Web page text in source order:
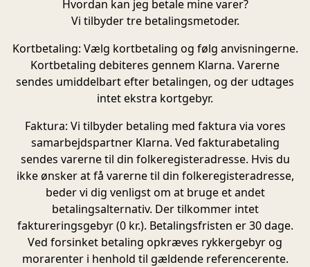
Hvordan kan jeg betale mine varer?
Vi tilbyder tre betalingsmetoder.
Kortbetaling: Vælg kortbetaling og følg anvisningerne.
Kortbetaling debiteres gennem Klarna. Varerne
sendes umiddelbart efter betalingen, og der udtages
intet ekstra kortgebyr.
Faktura: Vi tilbyder betaling med faktura via vores
samarbejdspartner Klarna. Ved fakturabetaling
sendes varerne til din folkeregisteradresse. Hvis du
ikke ønsker at få varerne til din folkeregisteradresse,
beder vi dig venligst om at bruge et andet
betalingsalternativ. Der tilkommer intet
faktureringsgebyr (0 kr.). Betalingsfristen er 30 dage.
Ved forsinket betaling opkræves rykkergebyr og
morarenter i henhold til gældende referencerente.